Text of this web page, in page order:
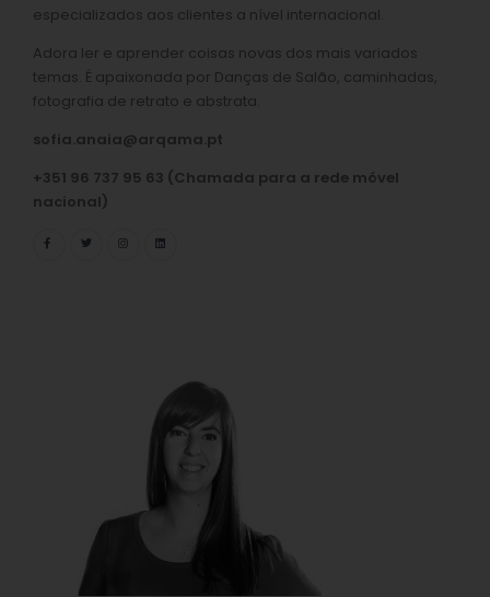
especializados aos clientes a nível internacional.
Adora ler e aprender coisas novas dos mais variados
temas. É apaixonada por Danças de Salão, caminhadas,
fotografia de retrato e abstrata.
sofia.anaia@arqama.pt
+351 96 737 95 63 (Chamada para a rede móvel
nacional)